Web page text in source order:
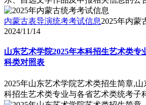
内蒙古表导演统考考试信息2025年内蒙
2024/11/14
山东艺术学院2025年本科招生艺术类专
科类对照表
2025年山东艺术学院艺术类招生简章,
科招生艺术类专业与各省艺术类统考子